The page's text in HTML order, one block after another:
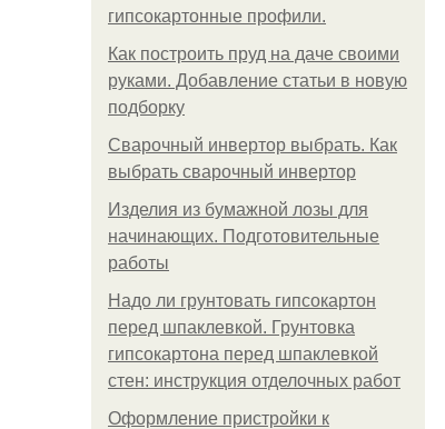
гипсокартонные профили.
Как построить пруд на даче своими
руками. Добавление статьи в новую
подборку
Сварочный инвертор выбрать. Как
выбрать сварочный инвертор
Изделия из бумажной лозы для
начинающих. Подготовительные
работы
Надо ли грунтовать гипсокартон
перед шпаклевкой. Грунтовка
гипсокартона перед шпаклевкой
стен: инструкция отделочных работ
Оформление пристройки к